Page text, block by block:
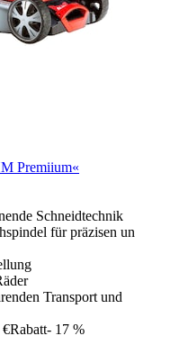
Premiium«
Schneidtechnik
für präzisen un
Transport und
€Rabatt- 17 %